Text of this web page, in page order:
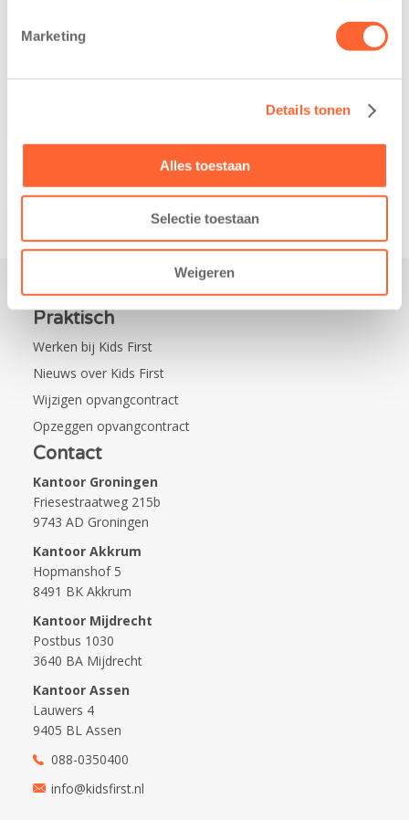
Marketing
Details tonen
Alles toestaan
Selectie toestaan
Weigeren
voor de Kids First
kregen een…
realisatie van een
de wijk Wiarda in
Leeuwarden Zuid.
Na…
Praktisch
Werken bij Kids First
Nieuws over Kids First
Wijzigen opvangcontract
Opzeggen opvangcontract
Contact
Kantoor Groningen
Friesestraatweg 215b
9743 AD Groningen
Kantoor Akkrum
Hopmanshof 5
8491 BK Akkrum
Kantoor Mijdrecht
Postbus 1030
3640 BA Mijdrecht
Kantoor Assen
Lauwers 4
9405 BL Assen
088-0350400
info@kidsfirst.nl